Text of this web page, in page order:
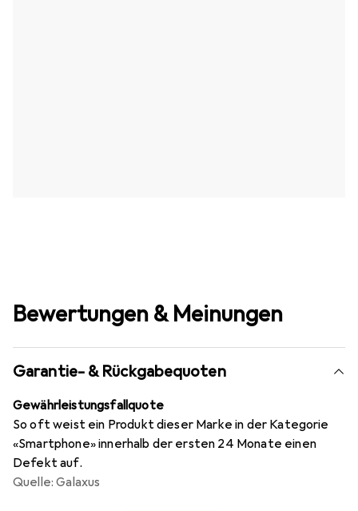
Bewertungen & Meinungen
Garantie- & Rückgabequoten
Gewährleistungsfallquote
So oft weist ein Produkt dieser Marke in der Kategorie
«Smartphone» innerhalb der ersten 24 Monate einen
Defekt auf.
Quelle: Galaxus